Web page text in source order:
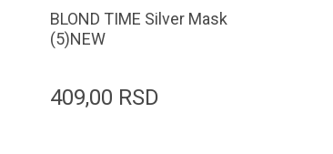
BLOND TIME Silver Mask
(5)NEW
409,00 RSD